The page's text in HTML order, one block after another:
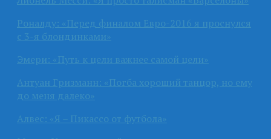
Роналду: «Перед финалом Евро-2016 я проснулся
с 3-я блондинками»
Эмери: «Путь к цели важнее самой цели»
Антуан Гризманн: «Погба хороший танцор, но ему
до меня далеко»
Алвес: «Я – Пикассо от футбола»